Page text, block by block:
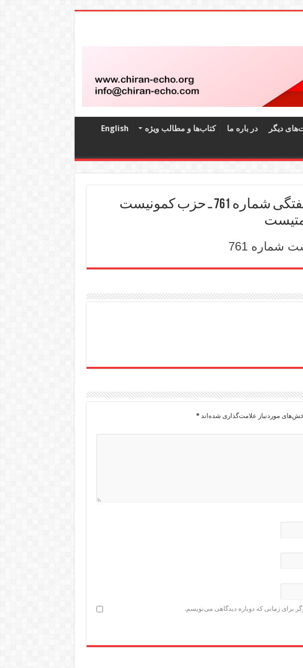
دیگر در باره ما کتاب‌‌ها و مطالب ویژه English
نشریه کمونیست هفتگی شماره 761 ـ حزب کمونیست
شماره 761
موردنیاز علامت‌گذاری شده‌اند*
برای زمانی که دوباره دیدگاهی می‌نویسم.